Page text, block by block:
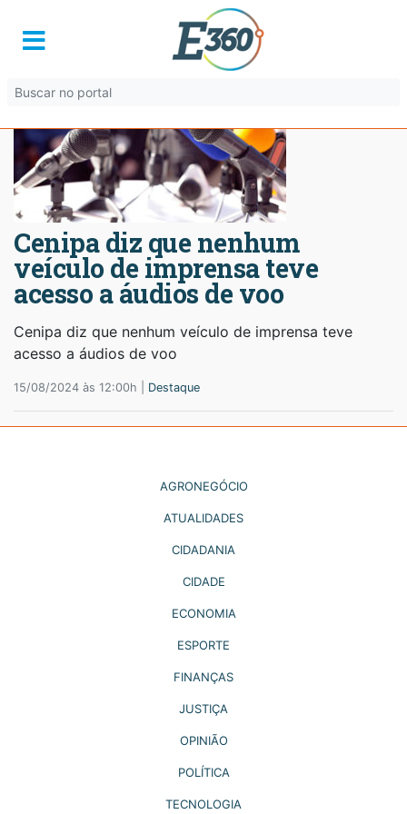
Cenipa diz que nenhum
veículo de imprensa teve
acesso a áudios de voo
Cenipa diz que nenhum veículo de imprensa teve
acesso a áudios de voo
15/08/2024 às 12:00h | Destaque
AGRONEGÓCIO
ATUALIDADES
CIDADANIA
CIDADE
ECONOMIA
ESPORTE
FINANÇAS
JUSTIÇA
OPINIÃO
POLÍTICA
TECNOLOGIA